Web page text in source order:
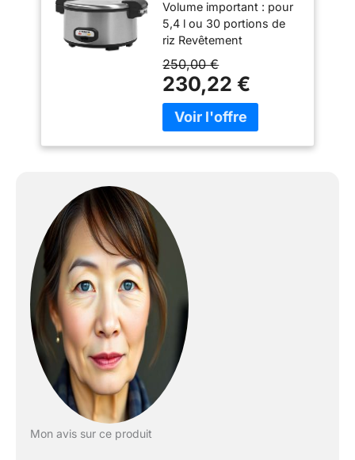
Cuve Antiadhésive,
pour 5,4 l/30
Portions de Riz,
1,95 kW
Volume important : pour
5,4 l ou 30 portions de
riz Revêtement
antiadhésif : facile à
nettoyer et ne brûle pas
Bac de récupération
intégré : empêche la
condensation sur les
gobelet à mesurer et
cuillère à riz Simplicité
d’utilisation : couvercle
avec fermeture de
sécurité Fonctionnement
économe en énergie :
puissance de 1,95 kW à
230 V Plage de
température : réglable de
+30 à +90 °C
250,00 €
230,22 €
Mon avis sur ce produit